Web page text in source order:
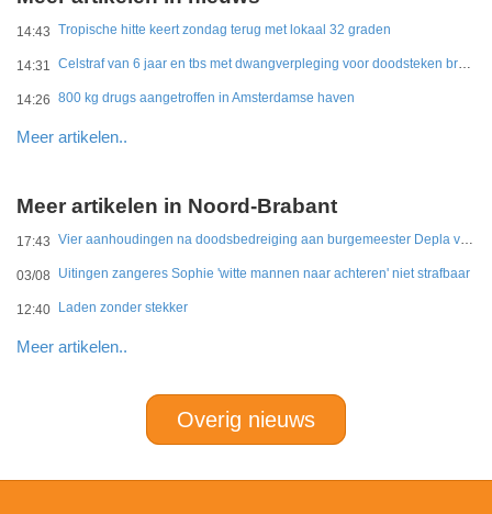
14:43 Tropische hitte keert zondag terug met lokaal 32 graden
14:31 Celstraf van 6 jaar en tbs met dwangverpleging voor doodsteken broer in Gouda
14:26 800 kg drugs aangetroffen in Amsterdamse haven
Meer artikelen..
Meer artikelen in Noord-Brabant
17:43 Vier aanhoudingen na doodsbedreiging aan burgemeester Depla van Breda
03/08 Uitingen zangeres Sophie 'witte mannen naar achteren' niet strafbaar
12:40 Laden zonder stekker
Meer artikelen..
Overig nieuws